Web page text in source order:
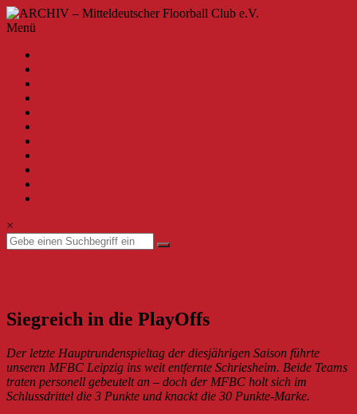
Zum
Inhalt
ARCHIV
Mitteldeutscher
Floorball
Club
e.V.
Willkommen
beim
MFBC
Archiv.
Hier
findest
du
2019/2020.
Menü
×
Siegreich in die PlayOffs
Der letzte Hauptrundenspieltag der diesjährigen Saison führte
unseren MFBC Leipzig ins weit entfernte Schriesheim. Beide Teams
traten personell gebeutelt an – doch der MFBC holt sich im
Schlussdrittel die 3 Punkte und knackt die 30 Punkte-Marke.